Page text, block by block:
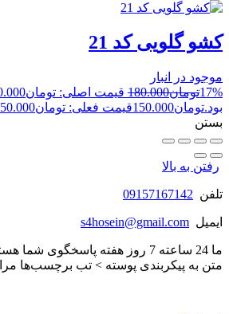
کشو گلویی کد 21
موجود در انبار
17%تومان180.000
قیمت اصلی:
بود.تومان150.000قیمت فعلی: تومان150.000.
بستن
رفتن به بالا
تلفن 09157167142
ایمیل s4hosein@gmail.com
ما 24 ساعته 7 روز هفته پاسخگوی
متن به پیکربندی پوسته > تب برچسب‌ها